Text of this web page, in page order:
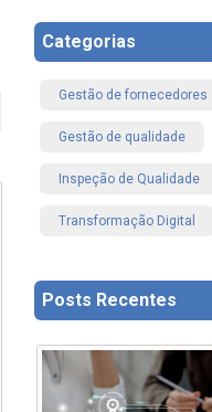
Categorias
Gestão de fornecedores
Gestão de qualidade
Inspeção de Qualidade
Transformação Digital
Posts Recentes